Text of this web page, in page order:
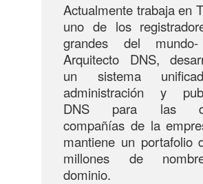
Actualmente trabaja en
uno de los
grandes del
Arquitecto DNS,
un sistema
administración y
DNS para las
compañías de la
mantiene un portafolio
millones de
dominio.